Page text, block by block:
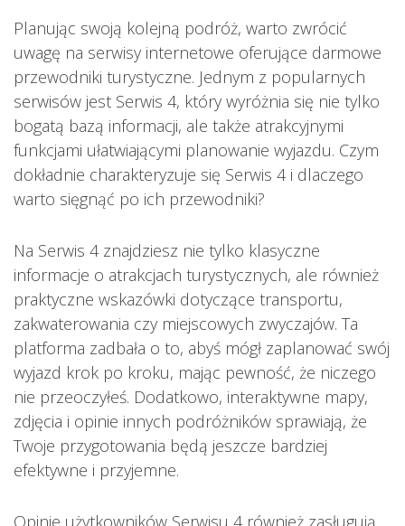
Planując swoją kolejną podróż, warto zwrócić
uwagę na serwisy internetowe oferujące darmowe
przewodniki turystyczne. Jednym z popularnych
serwisów jest Serwis 4, który wyróżnia się nie tylko
bogatą bazą informacji, ale także atrakcyjnymi
funkcjami ułatwiającymi planowanie wyjazdu. Czym
dokładnie charakteryzuje się Serwis 4 i dlaczego
warto sięgnąć po ich przewodniki?
Na Serwis 4 znajdziesz nie tylko klasyczne
informacje o atrakcjach turystycznych, ale również
praktyczne wskazówki dotyczące transportu,
zakwaterowania czy miejscowych zwyczajów. Ta
platforma zadbała o to, abyś mógł zaplanować swój
wyjazd krok po kroku, mając pewność, że niczego
nie przeoczyłeś. Dodatkowo, interaktywne mapy,
zdjęcia i opinie innych podróżników sprawiają, że
Twoje przygotowania będą jeszcze bardziej
efektywne i przyjemne.
Opinie użytkowników Serwisu 4 również zasługują